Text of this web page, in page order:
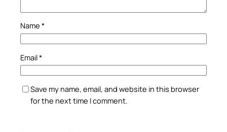
Name *
Email*
Save my name, email, and website in this browser
for the next time I comment.